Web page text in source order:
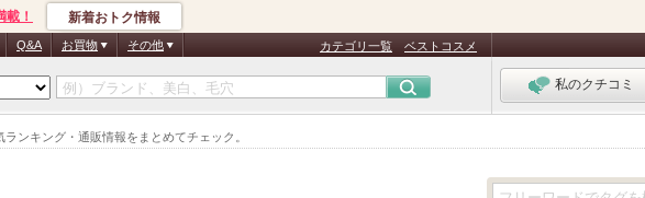
ンキング・通販情報をまとめてチェック。
！ 新着おトク情報
Q&A お買物 その他 カテゴリ一覧 ベストコスメ
私のクチコミ